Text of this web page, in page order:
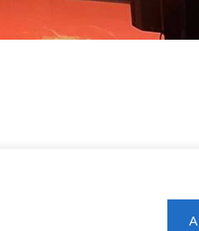
Registrate en nuestro